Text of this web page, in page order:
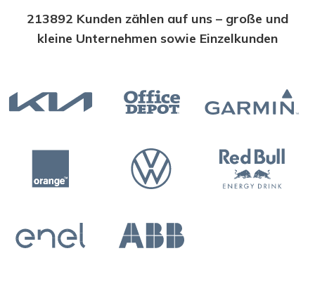
213892 Kunden zählen auf uns – große und
kleine Unternehmen sowie Einzelkunden